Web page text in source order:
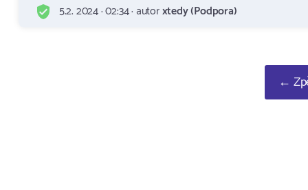
5.2. 2024 · 02:34 · autorxtedy (Podpora)
←